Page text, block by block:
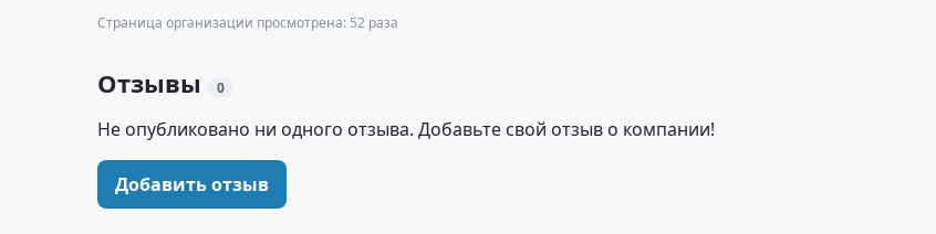
Страница организации просмотрена: 52 раза
Отзывы 0
Не опубликовано ни одного отзыва. Добавьте свой отзыв о компании!
Добавить отзыв